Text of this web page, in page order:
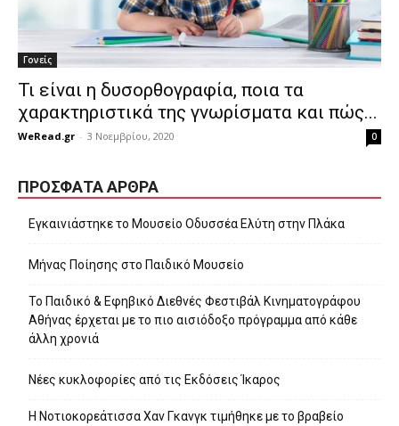
Γονείς
Τι είναι η δυσορθογραφία, ποια τα
χαρακτηριστικά της γνωρίσματα και πώς...
WeRead.gr - 3 Νοεμβρίου, 2020 0
ΠΡΌΣΦΑΤΑ ΆΡΘΡΑ
Εγκαινιάστηκε το Μουσείο Οδυσσέα Ελύτη στην Πλάκα
Μήνας Ποίησης στο Παιδικό Μουσείο
Το Παιδικό & Εφηβικό Διεθνές Φεστιβάλ Κινηματογράφου
Αθήνας έρχεται με το πιο αισιόδοξο πρόγραμμα από κάθε
άλλη χρονιά
Νέες κυκλοφορίες από τις Εκδόσεις Ίκαρος
Η Νοτιοκορεάτισσα Χαν Γκανγκ τιμήθηκε με το βραβείο